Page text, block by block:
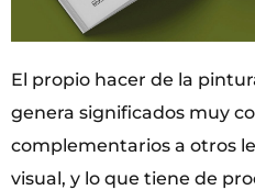
El propio hacer de la
genera significados muy
complementarios a otros
visual, y lo que tiene de